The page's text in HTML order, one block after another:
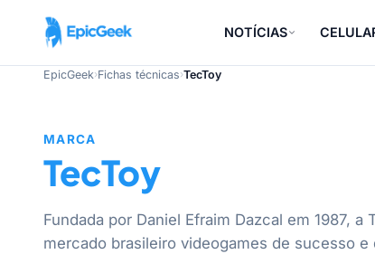
NOTÍCIAS
EpicGeek›Fichas técnicas›TecToy
MARCA
TecToy
Fundada por Daniel Efraim Dazcal em 1987,
mercado brasileiro videogames de sucesso